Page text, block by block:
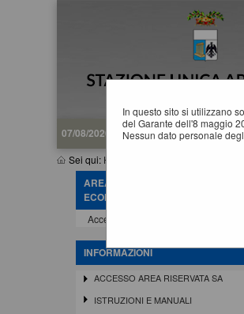
07/08/2026 18:36
Sei qui: Home
In questo sito si utilizzano
del Garante dell'8 maggio
Nessun dato personale
AREA RISERVATA OPERATORE
ECONOMICO
Accedi - Registrati
INFORMAZIONI
ACCESSO AREA RISERVATA SA
ISTRUZIONI E MANUALI